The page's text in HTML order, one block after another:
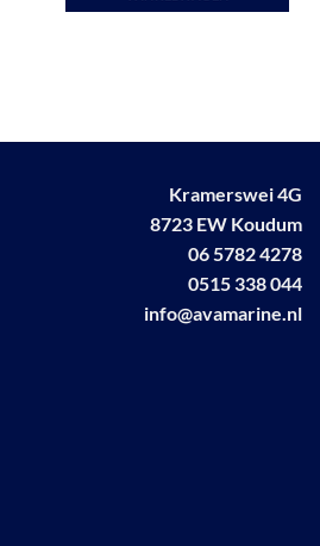
Kramerswei 4G
8723 EW Koudum
06 5782 4278
0515 338 044
info@avamarine.nl